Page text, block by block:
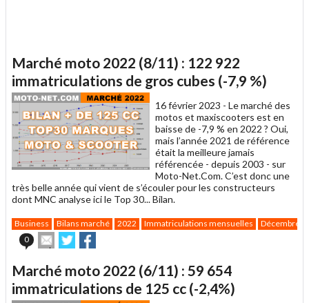
Marché moto 2022 (8/11) : 122 922
immatriculations de gros cubes (-7,9 %)
16 février 2023 - Le marché des
motos et maxiscooters est en
baisse de -7,9 % en 2022 ? Oui,
mais l’année 2021 de référence
était la meilleure jamais
référencée - depuis 2003 - sur
Moto-Net.Com. C’est donc une
très belle année qui vient de s’écouler pour les constructeurs
dont MNC analyse ici le Top 30... Bilan.
Business Bilans marché 2022 Immatriculations mensuelles
Décembre
0
Envoyer
cet
à
un
ami
Partager
sur sur
Marché moto 2022 (6/11) : 59 654
immatriculations de 125 cc (-2,4%)